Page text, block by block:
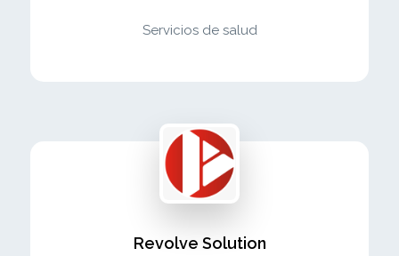
Servicios de salud
Revolve Solution